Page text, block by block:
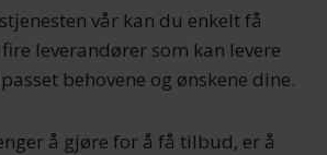
vår kan du enkelt få
leverandører som kan levere
behovene og ønskene dine.
å gjøre for å få tilbud, er å